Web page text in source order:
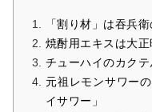
「割り材」は吞兵
焼酎用エキスは大
チューハイのカク
元祖レモンサワー
イサワー」